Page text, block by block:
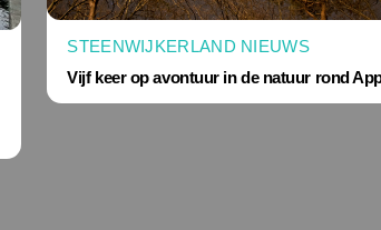
STEENWIJKERLAND NIEUWS
Vijf keer op avontuur in de natuur rond